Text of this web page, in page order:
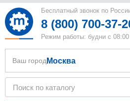
Бесплатный звонок по
8 (800) 700-37-
Режим работы: будни с
Ваш город Москва